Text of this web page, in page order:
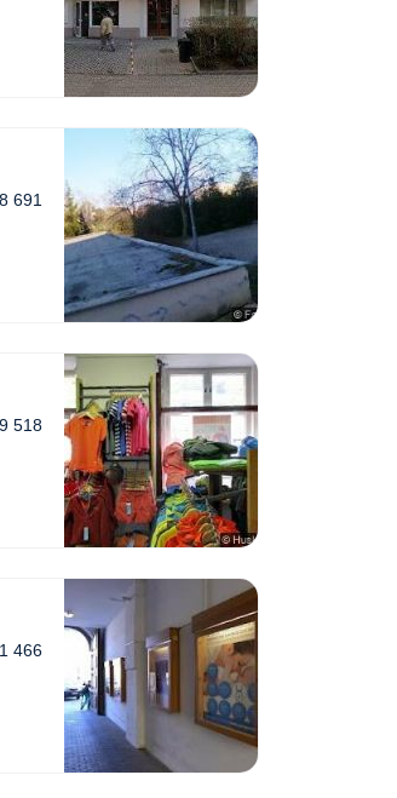
691
518
466